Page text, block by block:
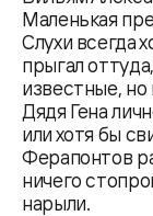
Маленькая
Слухи всегда
прыгал
известные, но
Дядя Гена
или хотя бы
Ферапонтов
ничего
нарыли.